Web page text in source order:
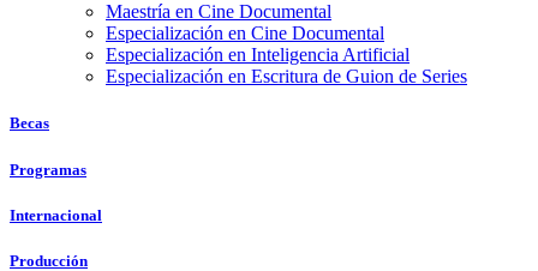
Maestría en Cine Documental
Especialización en Cine Documental
Especialización en Inteligencia Artificial
Especialización en Escritura de Guion de Series
Becas
Programas
Internacional
Producción